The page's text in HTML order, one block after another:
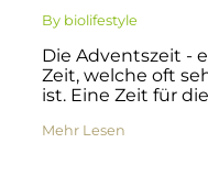
By biolifestyle
Die Adventszeit -
Zeit, welche oft
ist. Eine Zeit für
Mehr Lesen